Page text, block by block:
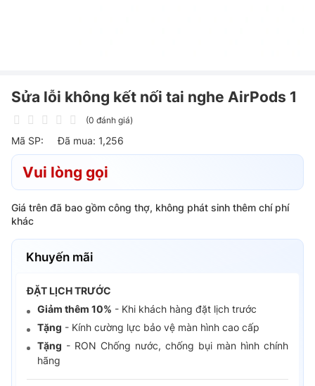
Sửa lỗi không kết nối tai nghe AirPods 1
(0 đánh giá)
Mã SP: Đã mua: 1,256
Vui lòng gọi
Giá trên đã bao gồm công thợ, không phát sinh thêm chí phí
khác
Khuyến mãi
ĐẶT LỊCH TRƯỚC
Giảm thêm 10% - Khi khách hàng đặt lịch trước
Tặng - Kính cường lực bảo vệ màn hình cao cấp
Tặng - RON Chống nước, chống bụi màn hình chính
hãng